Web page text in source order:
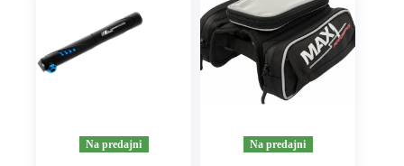
Na predajni Na predajni